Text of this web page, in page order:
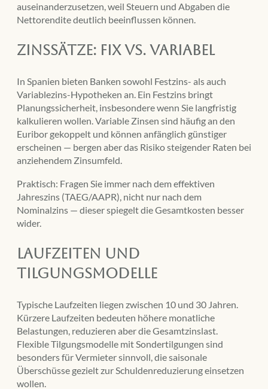
auseinanderzusetzen, weil Steuern und Abgaben die
Nettorendite deutlich beeinflussen können.
Zinssätze: Fix vs. variabel
In Spanien bieten Banken sowohl Festzins- als auch
Variablezins-Hypotheken an. Ein Festzins bringt
Planungssicherheit, insbesondere wenn Sie langfristig
kalkulieren wollen. Variable Zinsen sind häufig an den
Euribor gekoppelt und können anfänglich günstiger
erscheinen — bergen aber das Risiko steigender Raten bei
anziehendem Zinsumfeld.
Praktisch: Fragen Sie immer nach dem effektiven
Jahreszins (TAEG/AAPR), nicht nur nach dem
Nominalzins — dieser spiegelt die Gesamtkosten besser
wider.
Laufzeiten und
Tilgungsmodelle
Typische Laufzeiten liegen zwischen 10 und 30 Jahren.
Kürzere Laufzeiten bedeuten höhere monatliche
Belastungen, reduzieren aber die Gesamtzinslast.
Flexible Tilgungsmodelle mit Sondertilgungen sind
besonders für Vermieter sinnvoll, die saisonale
Überschüsse gezielt zur Schuldenreduzierung einsetzen
wollen.